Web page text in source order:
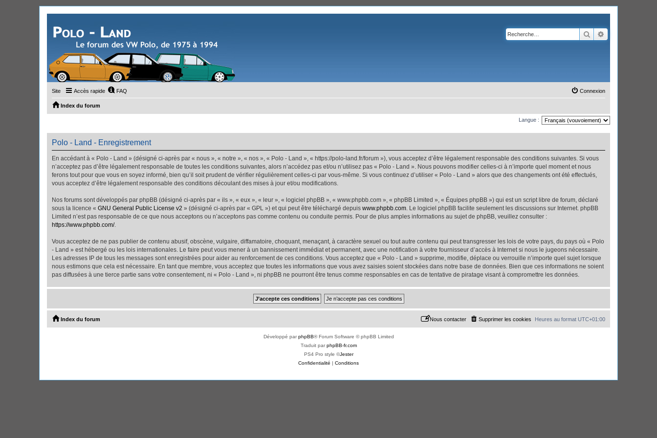
Rechercher
Site Accès rapide FAQ Connexion
Index du forum
Langue :
Polo - Land - Enregistrement
En accédant à « Polo - Land » (désigné ci-après par « nous », « notre », « nos », « Polo - Land », « https://polo-land.fr/forum »), vous acceptez d’être légalement responsable des conditions suivantes. Si vous
n’acceptez pas d’être légalement responsable de toutes les conditions suivantes, alors n’accédez pas et/ou n’utilisez pas « Polo - Land ». Nous pouvons modifier celles-ci à n’importe quel moment et nous
ferons tout pour que vous en soyez informé, bien qu’il soit prudent de vérifier régulièrement celles-ci par vous-même. Si vous continuez d’utiliser « Polo - Land » alors que des changements ont été effectués,
vous acceptez d’être légalement responsable des conditions découlant des mises à jour et/ou modifications.
Nos forums sont développés par phpBB (désigné ci-après par « ils », « eux », « leur », « logiciel phpBB », « www.phpbb.com », « phpBB Limited », « Équipes phpBB ») qui est un script libre de forum, déclaré
sous la licence « GNU General Public License v2 » (désigné ci-après par « GPL ») et qui peut être téléchargé depuis www.phpbb.com . Le logiciel phpBB facilite seulement les discussions sur Internet. phpBB
Limited n’est pas responsable de ce que nous acceptons ou n’acceptons pas comme contenu ou conduite permis. Pour de plus amples informations au sujet de phpBB, veuillez consulter :
https://www.phpbb.com/.
Vous acceptez de ne pas publier de contenu abusif, obscène, vulgaire, diffamatoire, choquant, menaçant, à caractère sexuel ou tout autre contenu qui peut transgresser les lois de votre pays, du pays où « Polo
- Land » est hébergé ou les lois internationales. Le faire peut vous mener à un bannissement immédiat et permanent, avec une notification à votre fournisseur d’accès à Internet si nous le jugeons nécessaire.
Les adresses IP de tous les messages sont enregistrées pour aider au renforcement de ces conditions. Vous acceptez que « Polo - Land » supprime, modifie, déplace ou verrouille n’importe quel sujet lorsque
nous estimons que cela est nécessaire. En tant que membre, vous acceptez que toutes les informations que vous avez saisies soient stockées dans notre base de données. Bien que ces informations ne soient
pas diffusées à une tierce partie sans votre consentement, ni « Polo - Land », ni phpBB ne pourront être tenus comme responsables en cas de tentative de piratage visant à compromettre les données.
Index du forum Heures au format UTC+01:00
Supprimer les cookies
Nous contacter
Développé parphpBB® Forum Software © phpBB Limited
Traduit parphpBB-fr.com
PS4 Pro style ©Jester
Confidentialité | Conditions